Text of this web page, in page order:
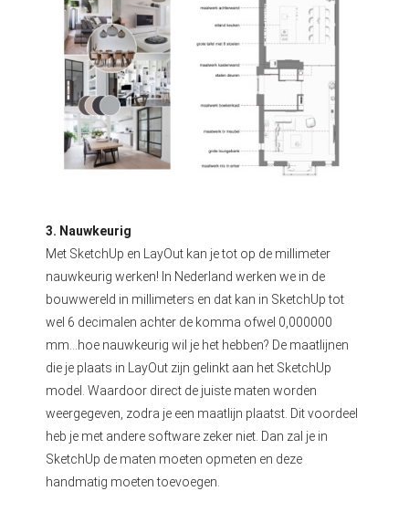
3. Nauwkeurig
Met SketchUp en LayOut kan je tot op de millimeter
nauwkeurig werken! In Nederland werken we in de
bouwwereld in millimeters en dat kan in SketchUp tot
wel 6 decimalen achter de komma ofwel 0,000000
mm…hoe nauwkeurig wil je het hebben? De maatlijnen
die je plaats in LayOut zijn gelinkt aan het SketchUp
model. Waardoor direct de juiste maten worden
weergegeven, zodra je een maatlijn plaatst. Dit voordeel
heb je met andere software zeker niet. Dan zal je in
SketchUp de maten moeten opmeten en deze
handmatig moeten toevoegen.